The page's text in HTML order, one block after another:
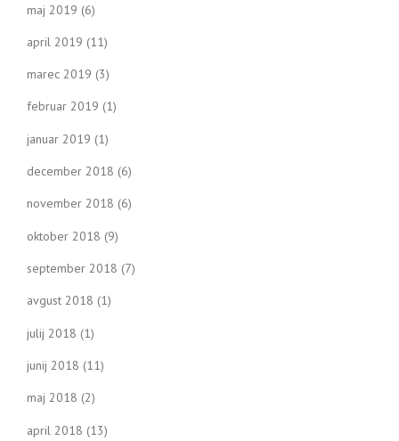
maj 2019 (6)
april 2019 (11)
marec 2019 (3)
februar 2019 (1)
januar 2019 (1)
december 2018 (6)
november 2018 (6)
oktober 2018 (9)
september 2018 (7)
avgust 2018 (1)
julij 2018 (1)
junij 2018 (11)
maj 2018 (2)
april 2018 (13)